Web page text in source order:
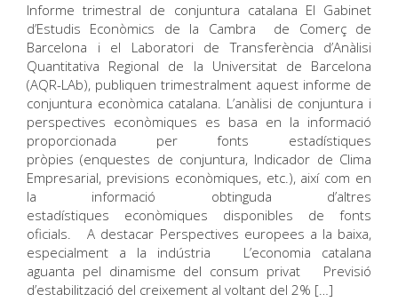
Informe trimestral de conjuntura catalana El Gabinet
d’Estudis Econòmics de la Cambra de Comerç de
Barcelona i el Laboratori de Transferència d’Anàlisi
Quantitativa Regional de la Universitat de Barcelona
(AQR-LAb), publiquen trimestralment aquest informe de
conjuntura econòmica catalana. L’anàlisi de conjuntura i
perspectives econòmiques es basa en la informació
proporcionada per fonts estadístiques
pròpies (enquestes de conjuntura, Indicador de Clima
Empresarial, previsions econòmiques, etc.), així com en
la informació obtinguda d’altres
estadístiques econòmiques disponibles de fonts
oficials. A destacar Perspectives europees a la baixa,
especialment a la indústria L’economia catalana
aguanta pel dinamisme del consum privat Previsió
d’estabilització del creixement al voltant del 2% […]